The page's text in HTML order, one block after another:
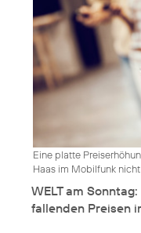
Eine platte
Haas im Mobilfunk
WELT am
fallenden Preisen